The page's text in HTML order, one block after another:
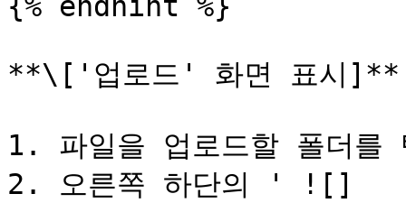
**\['업로드' 화면 표시]**
1. 파일을 업로드할 폴더를
2. 오른쪽 하단의 ' ![]